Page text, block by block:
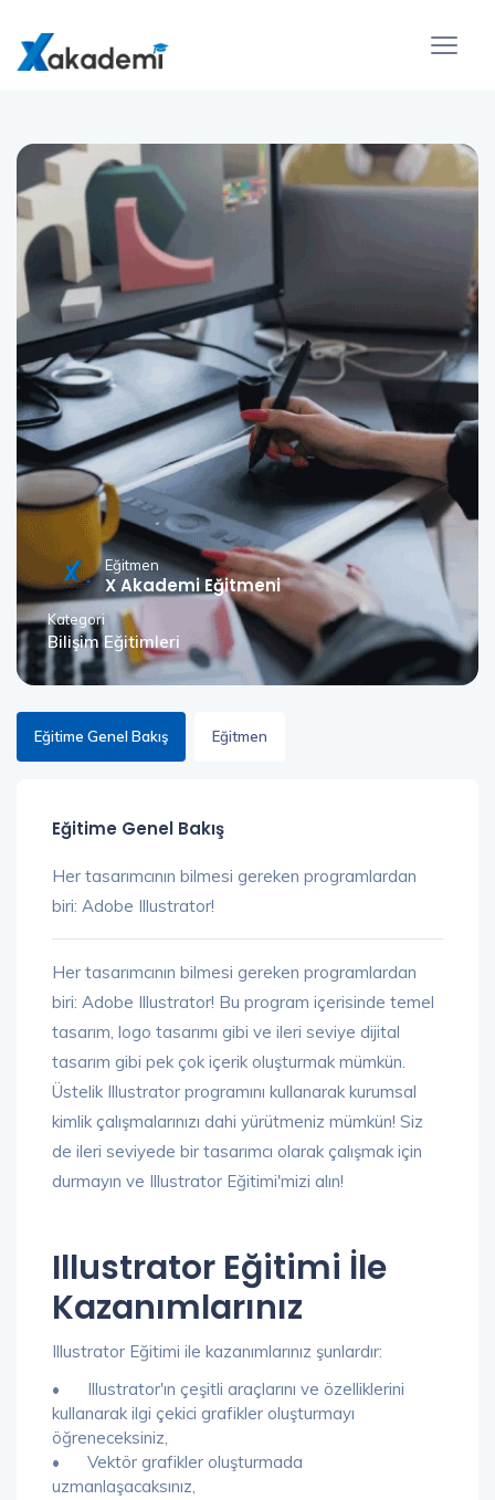
Eğitmen
X Akademi Eğitmeni
Kategori
Bilişim Eğitimleri
Eğitime Genel Bakış Eğitmen
Eğitime Genel Bakış
Her tasarımcının bilmesi gereken programlardan
biri: Adobe Illustrator!
Her tasarımcının bilmesi gereken programlardan
biri: Adobe Illustrator! Bu program içerisinde temel
tasarım, logo tasarımı gibi ve ileri seviye dijital
tasarım gibi pek çok içerik oluşturmak mümkün.
Üstelik Illustrator programını kullanarak kurumsal
kimlik çalışmalarınızı dahi yürütmeniz mümkün! Siz
de ileri seviyede bir tasarımcı olarak çalışmak için
durmayın ve Illustrator Eğitimi'mizi alın!
Illustrator Eğitimi İle
Kazanımlarınız
Illustrator Eğitimi ile kazanımlarınız şunlardır:
•
Illustrator'ın çeşitli araçlarını ve özelliklerini
kullanarak ilgi çekici grafikler oluşturmayı
öğreneceksiniz,
•
Vektör grafikler oluşturmada
uzmanlaşacaksınız,